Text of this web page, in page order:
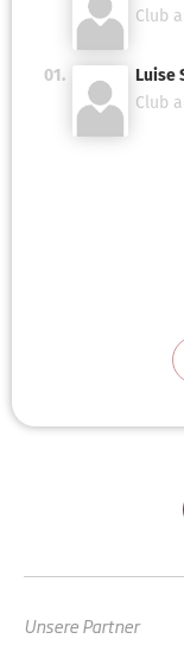
Club
01.
Luise
Club
Unsere Partner